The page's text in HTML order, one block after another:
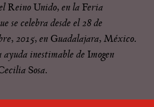
Reino Unido, en la Feria
se celebra desde el 28 de
2015, en Guadalajara, México.
inestimable de Imogen
Sosa.